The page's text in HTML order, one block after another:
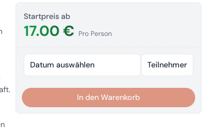
Startpreis ab
17.00 € Pro Person
Datum auswählen Teilnehmer
In den Warenkorb